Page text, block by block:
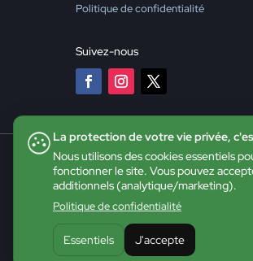
Politique de confidentialité
Suivez-nous
©2026 CDE - Tous droits réservés |
La protection de votre vie privée,
Nous utilisons des cookies essentiels
fonctionner le site. Vous pouvez
additionnels (analytique/marketing).
Politique de confidentialité
Essentiels J'accepte